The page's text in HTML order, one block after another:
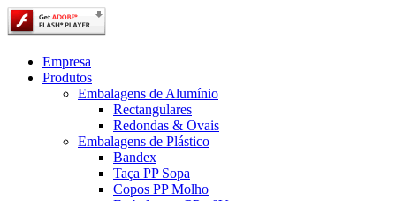
Empresa
Produtos
Embalagens de Alumínio
Rectangulares
Redondas & Ovais
Embalagens de Plástico
Bandex
Taça PP Sopa
Copos PP Molho